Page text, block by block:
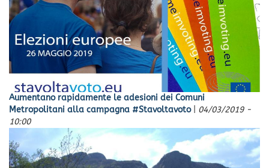
Aumentano rapidamente le adesioni dei Comuni
Metropolitani alla campagna #Stavoltavoto
04/03/2019 -
10:00